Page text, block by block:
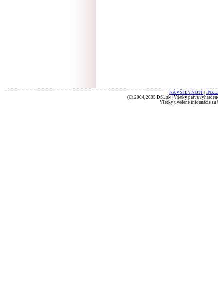
NÁVŠTEVNOSŤ
(C) 2004, 2005 DSL.sk | Všetky práva
Všetky uvedené informácie sú